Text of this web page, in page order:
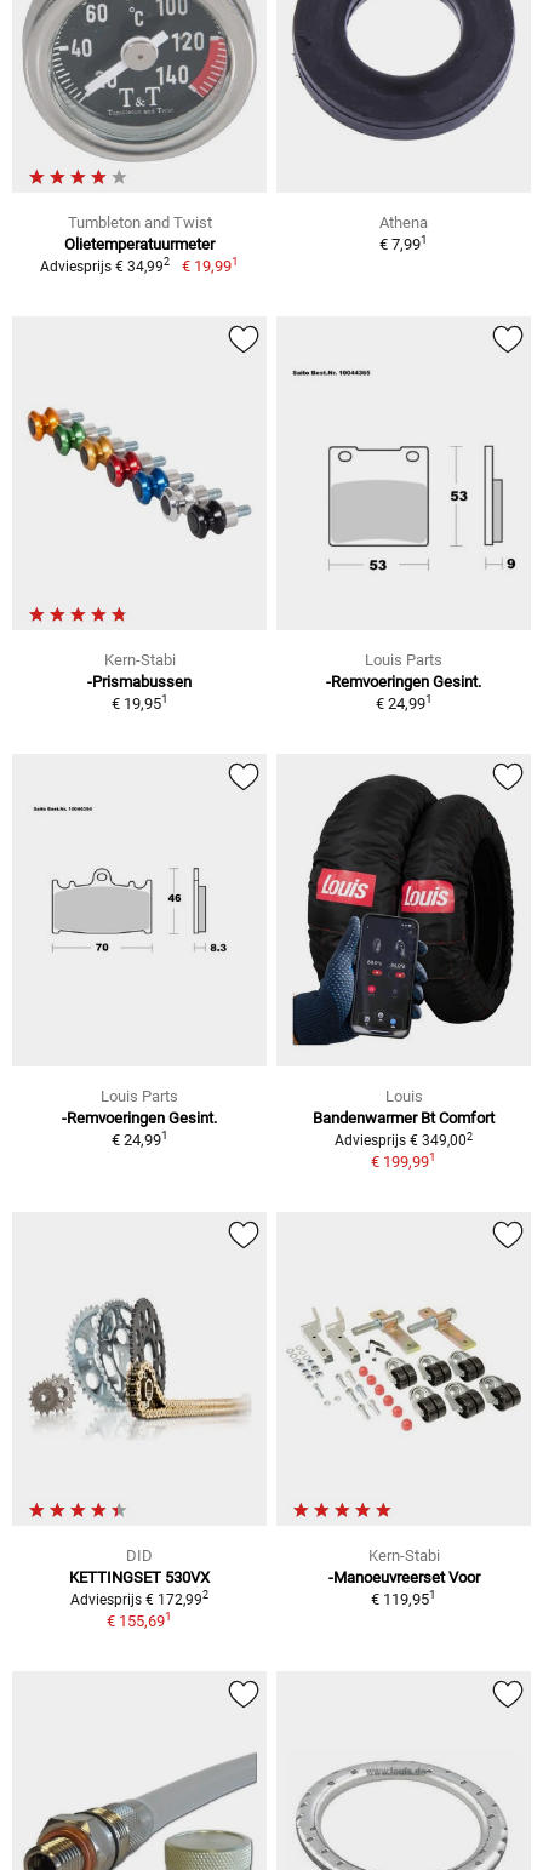
Tumbleton and Twist
Olietemperatuurmeter
Adviesprijs € 34,992 € 19,991
Athena
€ 7,991
Kern-Stabi
-Prismabussen
€ 19,951
Louis Parts
-Remvoeringen Gesint.
€ 24,991
Louis Parts
-Remvoeringen Gesint.
€ 24,991
Louis
Bandenwarmer Bt Comfort
Adviesprijs € 349,002
€ 199,991
DID
KETTINGSET 530VX
Adviesprijs € 172,992
€ 155,691
Kern-Stabi
-Manoeuvreerset Voor
€ 119,951